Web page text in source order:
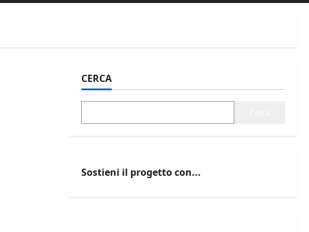
CERCA
Sostieni il progetto con...